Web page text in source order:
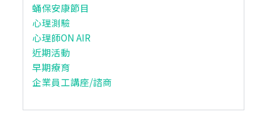
蛹保安康節目
心理測驗
心理師ON AIR
近期活動
早期療育
企業員工講座/諮商